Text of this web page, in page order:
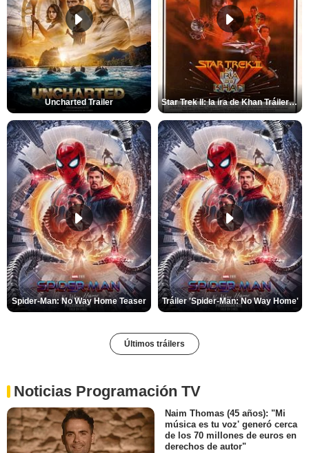
Uncharted Trailer Star Trek II: la ira de Khan Tráiler VO
Spider-Man: No Way Home Teaser Tráiler 'Spider-Man: No Way Home'
Últimos tráilers
Noticias Programación TV
Naim Thomas (45 años): "Mi
música es tu voz' generó cerca
de los 70 millones de euros en
derechos de autor"